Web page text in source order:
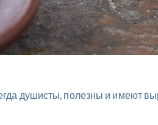
душисты, полезны и имеют